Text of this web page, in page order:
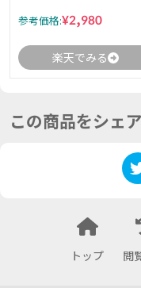
参考価格:¥2,980
楽天でみる
この商品をシェ
トップ 閲